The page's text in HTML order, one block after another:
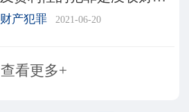
的犯罪行为，而没收的财产
人对犯罪没收财产的法律范
财产犯罪 2021-06-20
查看更多+